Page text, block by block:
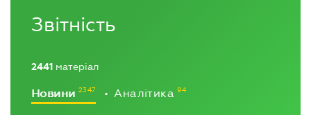
Звітність
2441 матеріал
Новини • Аналітика